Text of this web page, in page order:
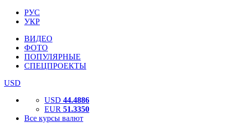
РУС
УКР
ВИДЕО
ФОТО
ПОПУЛЯРНЫЕ
СПЕЦПРОЕКТЫ
USD
USD 44.4886
EUR 51.3350
Все курсы валют